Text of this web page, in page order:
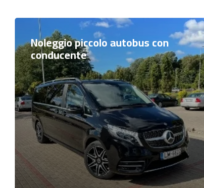
Noleggio piccolo autobus con
conducente